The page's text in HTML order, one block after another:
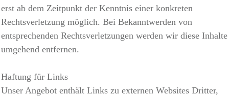
erst ab dem Zeitpunkt der Kenntnis einer konkreten
Rechtsverletzung möglich. Bei Bekanntwerden von
entsprechenden Rechtsverletzungen werden wir diese Inhalte
umgehend entfernen.
Haftung für Links
Unser Angebot enthält Links zu externen Websites Dritter,